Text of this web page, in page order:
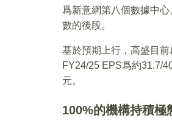
爲新意網第八個數據中
數的後段。
基於預期上行，高盛目
FY24/25 EPS爲約31.7/
元。
100%的機構持積極